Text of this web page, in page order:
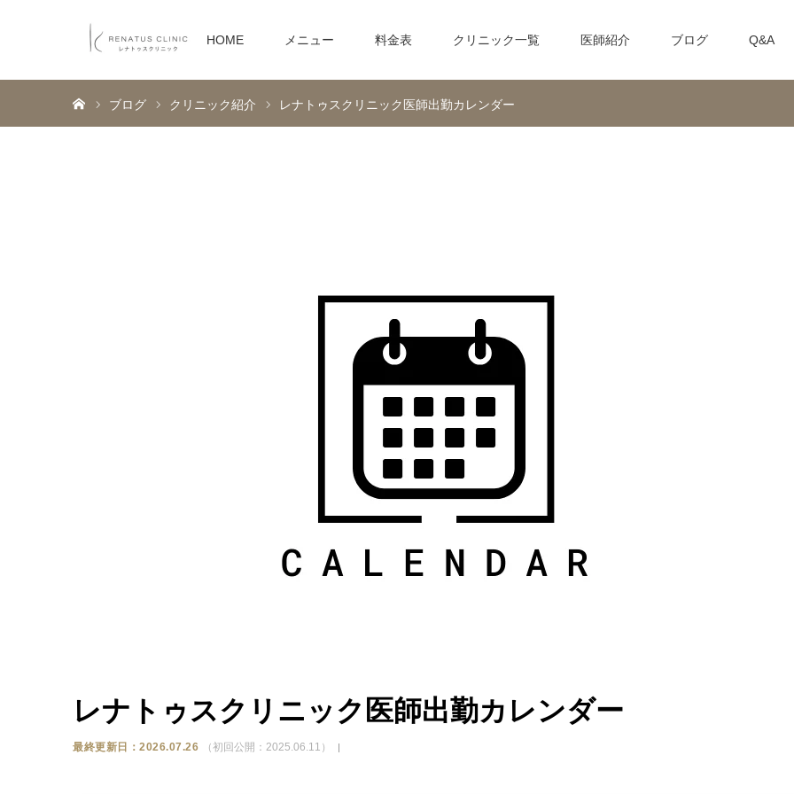
HOME メニュー 料金表 クリニック一覧 医師紹介 ブログ Q&A
ブログ クリニック紹介 レナトゥスクリニック医師出勤カレンダー
レナトゥスクリニック医師出勤カレンダー
最終更新日：2026.07.26 （初回公開：2025.06.11）